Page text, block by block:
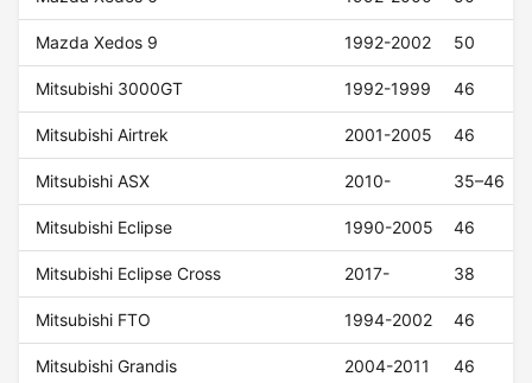
Mazda Xedos 9 1992-2002 50
Mitsubishi 3000GT 1992-1999 46
Mitsubishi Airtrek 2001-2005 46
Mitsubishi ASX 2010- 35–46
Mitsubishi Eclipse 1990-2005 46
Mitsubishi Eclipse Cross 2017- 38
Mitsubishi FTO 1994-2002 46
Mitsubishi Grandis 2004-2011 46